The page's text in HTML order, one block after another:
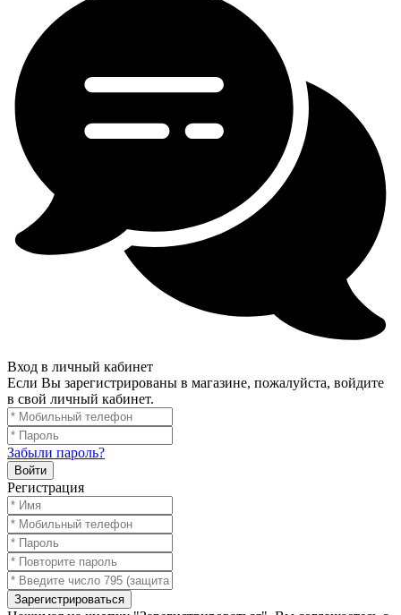
Вход в личный кабинет
Если Вы зарегистрированы в магазине, пожалуйста, войдите
в свой личный кабинет.
Забыли пароль?
Войти
Регистрация
Зарегистрироваться